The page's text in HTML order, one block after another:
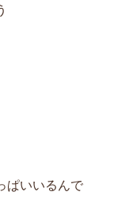
ぱいいるんで